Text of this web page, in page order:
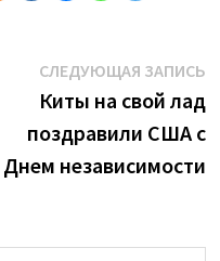
СЛЕДУЮЩАЯ ЗАПИСЬ
Киты на свой лад
поздравили США с
Днем независимости